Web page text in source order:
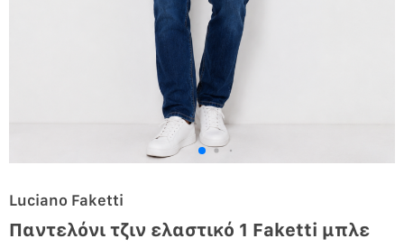
Luciano Faketti
Παντελόνι τζιν ελαστικό 1 Faketti μπλε